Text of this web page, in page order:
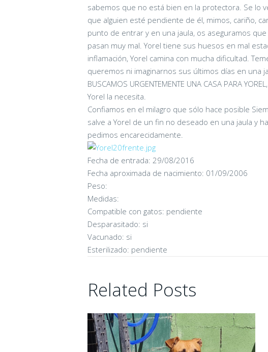
sabemos que no está bien en la protectora. Se lo
que alguien esté pendiente de él, mimos, cariño,
punto de entrar y en una jaula, os aseguramos
pasan muy mal. Yorel tiene sus huesos en mal
inflamación, Yorel camina con mucha dificultad.
queremos ni imaginarnos sus últimos días en una
BUSCAMOS URGENTEMENTE UNA CASA PARA
Yorel la necesita.
Confiamos en el milagro que sólo hace posible
salve a Yorel de un fin no deseado en una jaula y
pedimos encarecidamente.
Fecha de entrada: 29/08/2016
Fecha aproximada de nacimiento: 01/09/2006
Peso:
Medidas:
Compatible con gatos: pendiente
Desparasitado: si
Vacunado: si
Esterilizado: pendiente
Related Posts
Connor
08/10/2023